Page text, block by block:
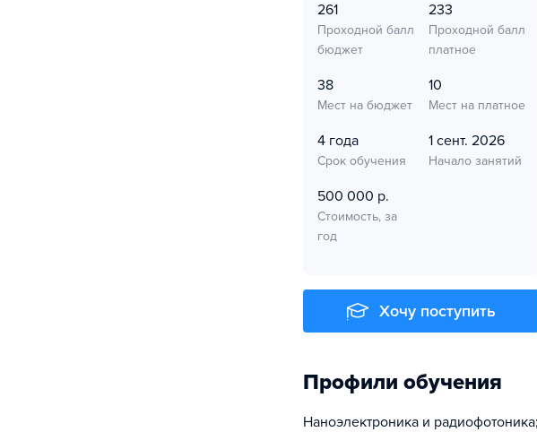
261
Проходной балл
бюджет
233
Проходной балл
платное
38
Мест на бюджет
10
Мест на платное
4 года
Срок обучения
1 сент. 2026
Начало занятий
500 000 р.
Стоимость, за
год
Хочу поступить
Профили обучения
Наноэлектроника и